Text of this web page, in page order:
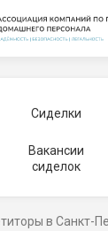
Сиделки
Вакансии
сиделок
в Санкт-